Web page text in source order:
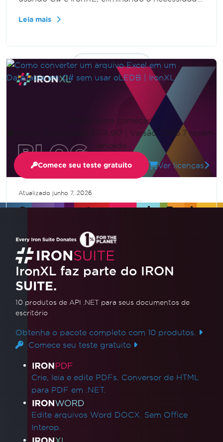
aprimorando suas habilidades de manipulação
de dados.
Leia mais
Atualizado junho 7, 2026
Como converter um arquivo Excel
oLEDB | IronXL
Descubra como converter arquivos do Excel
em DataTables em C# sem depender do
OLEDB. Este tutorial em vídeo orienta você no
processo de utilização do IronXL para importar
dados do Excel para seus aplicativos .NET de
forma integrada, aumentando a eficiência e
simplificando seu código.
Leia mais
Mostrar mais
Pronto para começar?
Nuget Downloads 2,174,917
Versão: 2026.7 recém-
lançado
Comece seu teste gratuito Ver licenças
IronXL faz parte do IRON
SUITE.
10 produtos de API .NET para seus documentos de
escritório
Obtenha o pacote completo com 10 produtos.
Comece seu teste gratuito
Links de produtos
Crie, leia e edite PDFs. Conversor de HTML
para PDF em .NET.
Edite arquivos Word DOCX. Sem Office
Interop.